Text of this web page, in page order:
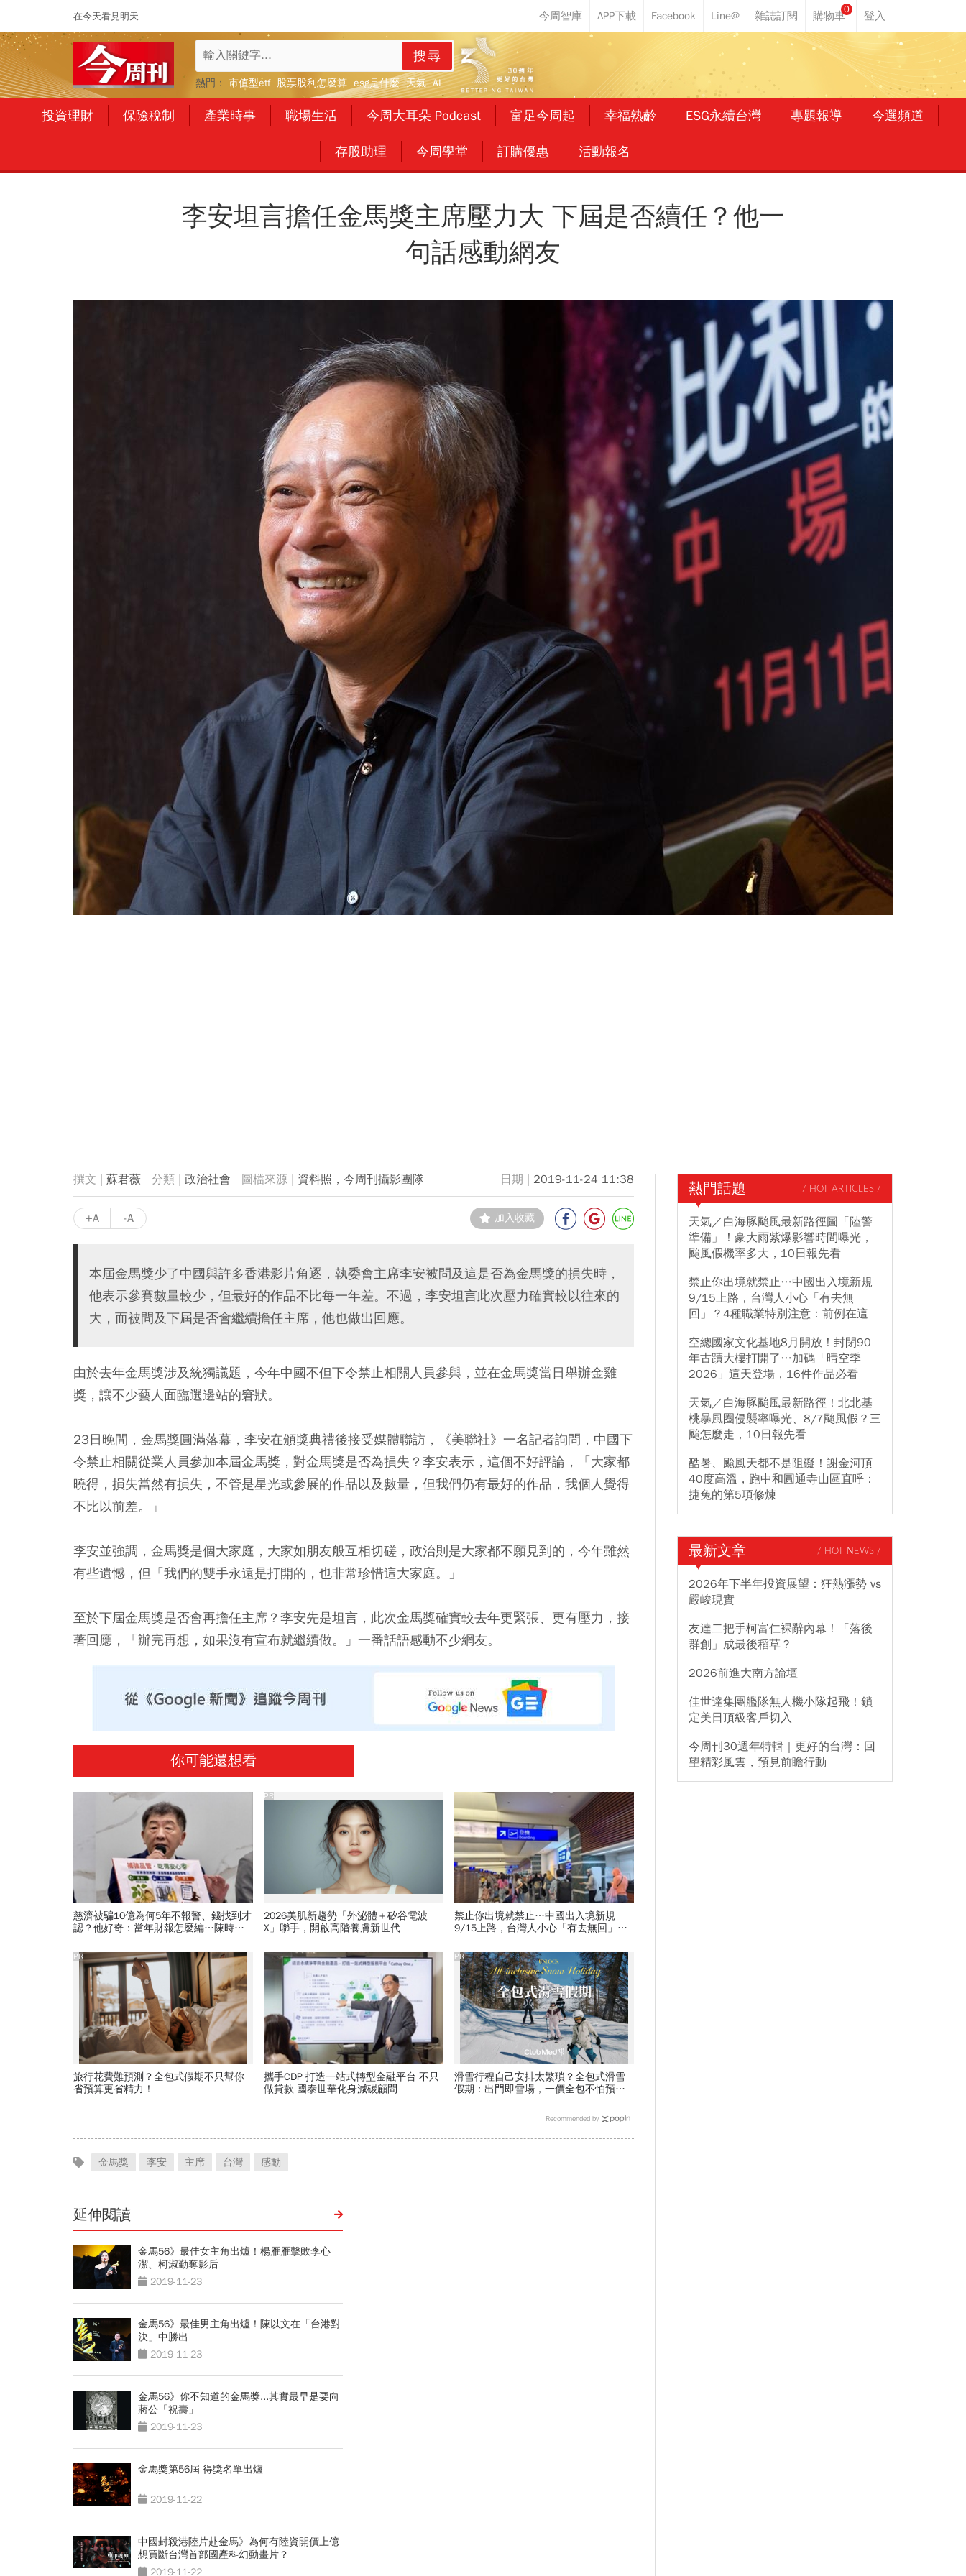
在今天看見明天
0
搜尋
熱門： 市值型etf 股票股利怎麼算 esg是什麼 天氣 AI
投資理財 保險稅制 產業時事 職場生活 今周大耳朵 Podcast 富足今周起 幸福熟齡 ESG永續台灣 專題報導 今選頻道
存股助理 今周學堂 訂購優惠 活動報名
李安坦言擔任金馬獎主席壓力大 下屆是否續任？他一
句話感動網友
蘇君薇 政治社會 資料照，今周刊攝影團隊 2019-11-24 11:38
+A -A 加入收藏
本屆金馬獎少了中國與許多香港影片角逐，執委會主席李安被問及這是否為金馬獎的損失時，
他表示參賽數量較少，但最好的作品不比每一年差。不過，李安坦言此次壓力確實較以往來的
大，而被問及下屆是否會繼續擔任主席，他也做出回應。
由於去年金馬獎涉及統獨議題，今年中國不但下令禁止相關人員參與，並在金馬獎當日舉辦金雞
獎，讓不少藝人面臨選邊站的窘狀。
23日晚間，金馬獎圓滿落幕，李安在頒獎典禮後接受媒體聯訪，《美聯社》一名記者詢問，中國下
令禁止相關從業人員參加本屆金馬獎，對金馬獎是否為損失？李安表示，這個不好評論，「大家都
曉得，損失當然有損失，不管是星光或參展的作品以及數量，但我們仍有最好的作品，我個人覺得
不比以前差。」
李安並強調，金馬獎是個大家庭，大家如朋友般互相切磋，政治則是大家都不願見到的，今年雖然
有些遺憾，但「我們的雙手永遠是打開的，也非常珍惜這大家庭。」
至於下屆金馬獎是否會再擔任主席？李安先是坦言，此次金馬獎確實較去年更緊張、更有壓力，接
著回應，「辦完再想，如果沒有宣布就繼續做。」一番話語感動不少網友。
你可能還想看
慈濟被騙10億為何5年不報警、錢找到才
認？他好奇：當年財報怎麼編…陳時中
2026美肌新趨勢「外泌體＋矽谷電波
X」聯手，開啟高階養膚新世代
PR
禁止你出境就禁止…中國出入境新規
9/15上路，台灣人小心「有去無回」？4
旅行花費難預測？全包式假期不只幫你
省預算更省精力！
PR
攜手CDP 打造一站式轉型金融平台 不只
做貸款 國泰世華化身減碳顧問
滑雪行程自己安排太繁瑣？全包式滑雪
假期：出門即雪場，一價全包不怕預算
PR
Recommended by
金馬獎 李安 主席 台灣 感動
延伸閱讀
金馬56》最佳女主角出爐！楊雁雁擊敗李心
潔、柯淑勤奪影后
2019-11-23
金馬56》最佳男主角出爐！陳以文在「台港對
決」中勝出
2019-11-23
金馬56》你不知道的金馬獎...其實最早是要向
蔣公「祝壽」
2019-11-23
金馬獎第56屆 得獎名單出爐
2019-11-22
中國封殺港陸片赴金馬》為何有陸資開價上億
想買斷台灣首部國產科幻動畫片？
2019-11-22
熱門話題 / HOT ARTICLES /
天氣／白海豚颱風最新路徑圖「陸警
準備」！豪大雨紫爆影響時間曝光，
颱風假機率多大，10日報先看
禁止你出境就禁止…中國出入境新規
9/15上路，台灣人小心「有去無
回」？4種職業特別注意：前例在這
空總國家文化基地8月開放！封閉90
年古蹟大樓打開了…加碼「晴空季
2026」這天登場，16件作品必看
天氣／白海豚颱風最新路徑！北北基
桃暴風圈侵襲率曝光、8/7颱風假？三
颱怎麼走，10日報先看
酷暑、颱風天都不是阻礙！謝金河頂
40度高溫，跑中和圓通寺山區直呼：
捷兔的第5項修煉
最新文章 / HOT NEWS /
2026年下半年投資展望：狂熱漲勢 vs
嚴峻現實
友達二把手柯富仁裸辭內幕！「落後
群創」成最後稻草？
2026前進大南方論壇
佳世達集團艦隊無人機小隊起飛！鎖
定美日頂級客戶切入
今周刊30週年特輯｜更好的台灣：回
望精彩風雲，預見前瞻行動